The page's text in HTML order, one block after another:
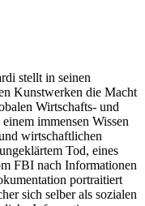
stellt in seinen
Kunstwerken die Macht
Wirtschafts- und
immensen Wissen
wirtschaftlichen
Tod, eines
FBI nach Informationen
portraitiert
sich selber als sozialen